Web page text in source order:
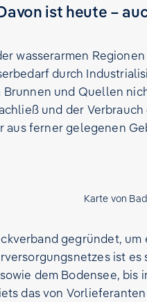
ist heute –
wasserarmen
durch
und Quellen
und der
aus ferner gelegenen
Karte von
gegründet,
ist
dem Bodensee,
das von